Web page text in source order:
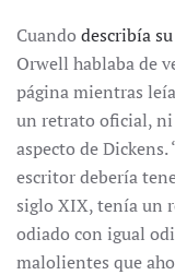
Cuando describía
Orwell hablaba de
página mientras
un retrato oficial, ni
aspecto de Dickens.
escritor debería
siglo XIX, tenía un
odiado con igual
malolientes que